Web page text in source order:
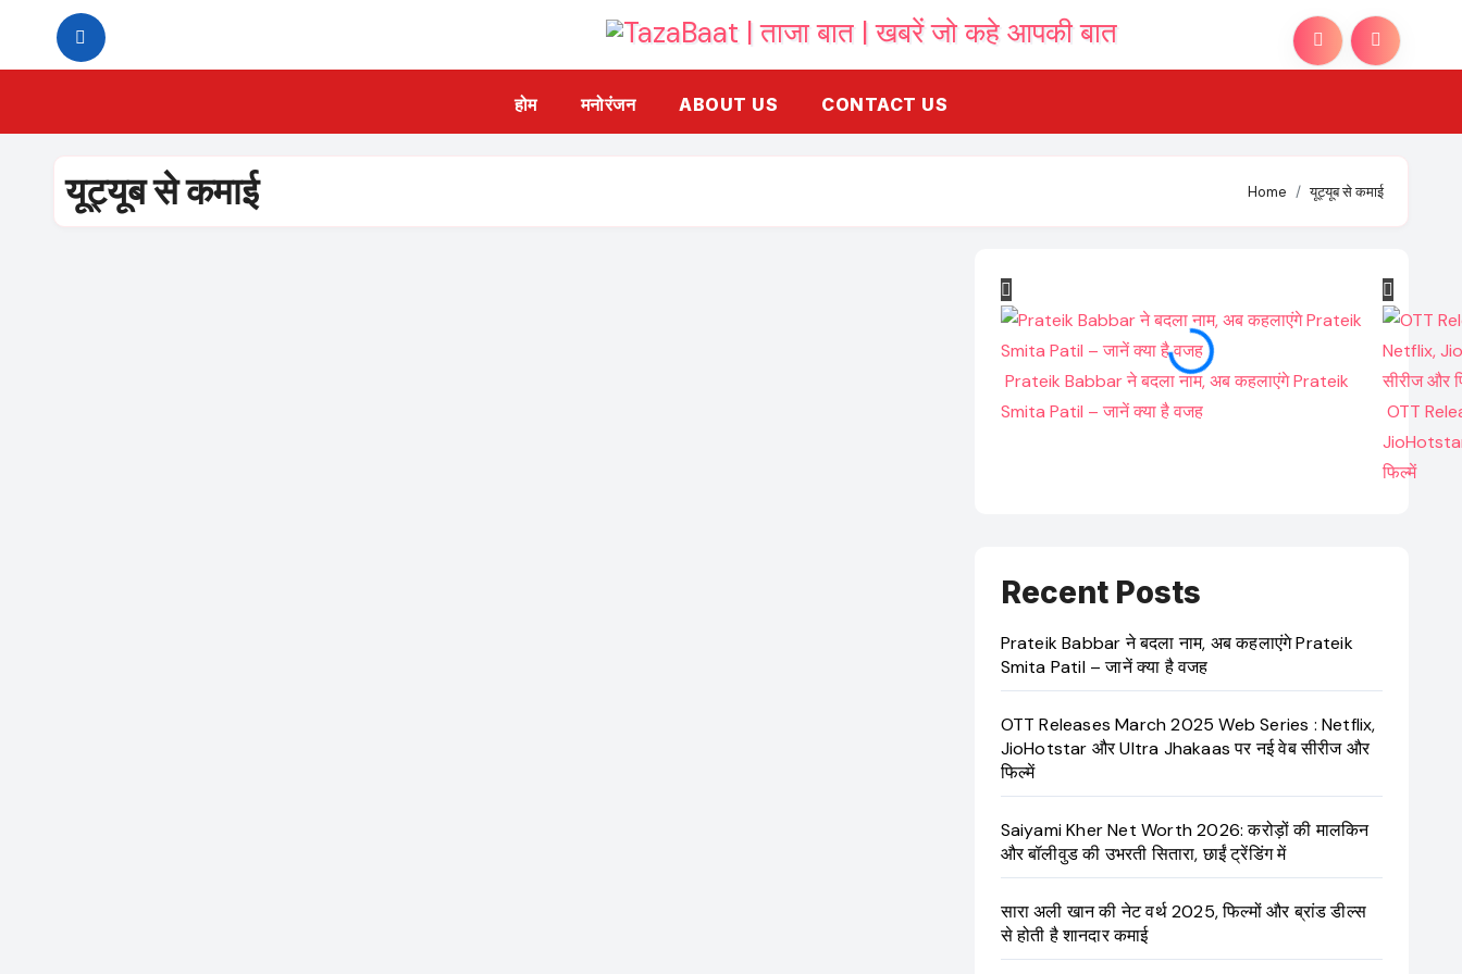
content
होम मनोरंजन ABOUT US CONTACT US
यूट्यूब से कमाई Home यूट्यूब से कमाई
Prateik Babbar ने बदला नाम, अब कहलाएंगे Prateik
Smita Patil – जानें क्या है वजह
OTT
फिल्में
Recent Posts
Prateik Babbar ने बदला नाम, अब कहलाएंगे Prateik
Smita Patil – जानें क्या है वजह
OTT Releases March 2025 Web Series : Netflix,
JioHotstar और Ultra Jhakaas पर नई वेब सीरीज और
फिल्में
Saiyami Kher Net Worth 2026: करोड़ों की मालकिन
और बॉलीवुड की उभरती सितारा, छाईं ट्रेंडिंग में
सारा अली खान की नेट वर्थ 2025, फिल्मों और ब्रांड डील्स
से होती है शानदार कमाई